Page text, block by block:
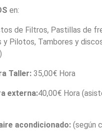
en:
de Filtros, Pastillas de
y Pilotos, Tambores y
Taller: 35,00€ Hora
externa:40,00€ Hora
acondicionado: (según